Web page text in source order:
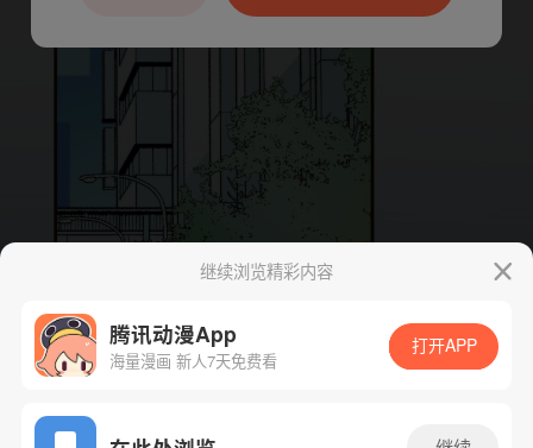
App免费看
继续浏览精彩内容
腾讯动漫App
海量漫画 新人7天免费看
打开APP